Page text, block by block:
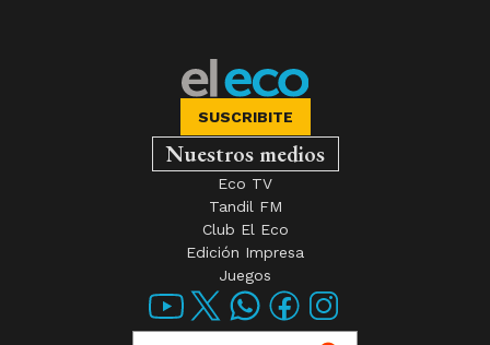
SUSCRIBITE
Nuestros medios
Eco TV
Tandil FM
Club El Eco
Edición Impresa
Juegos